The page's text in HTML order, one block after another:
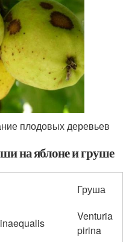
плодовых деревьев
на яблоне и груше
Груша
Venturia
pirina